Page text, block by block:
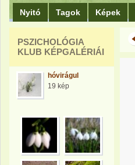
Nyitó Tagok Képek
PSZICHOLÓGIA
KLUB KÉPGALÉRIÁI
hóvirágul
19 kép